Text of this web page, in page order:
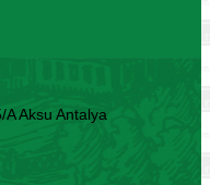
Aksu Antalya